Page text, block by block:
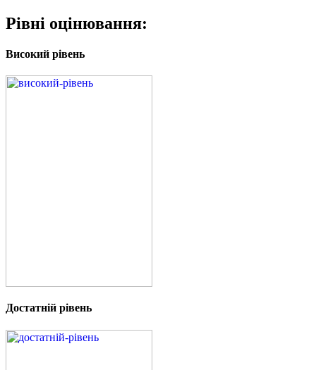
Рівні оцінювання:
Високий рівень
Достатній рівень